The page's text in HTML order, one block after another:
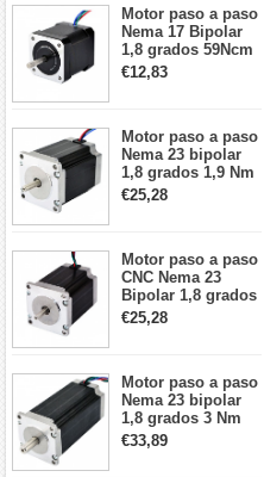
Motor paso a paso
Nema 17 Bipolar
1,8 grados 59Ncm
2A 42x48mm 4
cables compatible
€12,83
Motor paso a paso
Nema 23 bipolar
1,8 grados 1,9 Nm
2,8 A 3,2 V
57x57x76mm 4
€25,28
Motor paso a paso
CNC Nema 23
Bipolar 1,8 grados
1,9 Nm 3A 3,36 V
57x57x76mm 4
€25,28
Motor paso a paso
Nema 23 bipolar
1,8 grados 3 Nm
4,2A 57x57x114mm
motor paso a paso
€33,89